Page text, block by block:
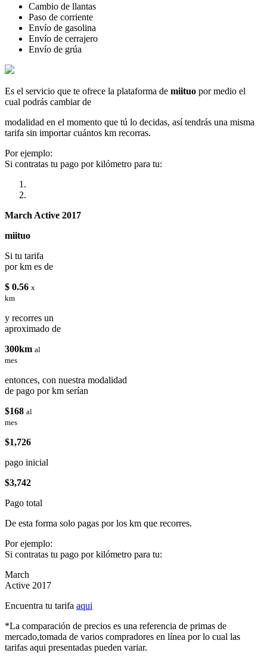
Cambio de llantas
Paso de corriente
Envío de gasolina
Envío de cerrajero
Envío de grúa
Es el servicio que te ofrece la plataforma de miituo por medio el
cual podrás cambiar de
modalidad en el momento que tú lo decidas, así tendrás una misma
tarifa sin importar cuántos km recorras.
Por ejemplo:
Si contratas tu pago por kilómetro para tu:
March Active 2017
miituo
Si tu tarifa
por km es de
$ 0.56 x
km
y recorres un
aproximado de
300km al
mes
entonces, con nuestra modalidad
de pago por km serían
$168 al
mes
$1,726
pago inicial
$3,742
Pago total
De esta forma solo pagas por los km que recorres.
Por ejemplo:
Si contratas tu pago por kilómetro para tu:
March
Active 2017
Encuentra tu tarifa aqui
*La comparación de precios es una referencia de primas de
mercado,tomada de varios compradores en línea por lo cual las
tarifas aqui presentadas pueden variar.